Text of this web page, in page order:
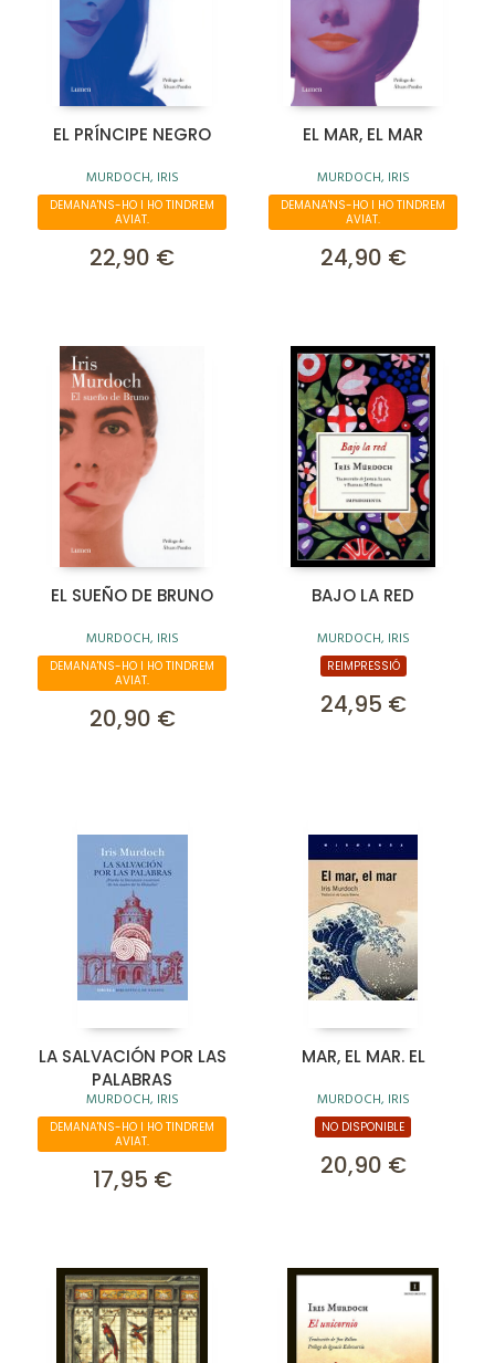
EL PRÍNCIPE NEGRO
MURDOCH, IRIS
DEMANA'NS-HO I HO TINDREM
AVIAT.
22,90 €
EL MAR, EL MAR
MURDOCH, IRIS
DEMANA'NS-HO I HO TINDREM
AVIAT.
24,90 €
EL SUEÑO DE BRUNO
MURDOCH, IRIS
DEMANA'NS-HO I HO TINDREM
AVIAT.
20,90 €
BAJO LA RED
MURDOCH, IRIS
REIMPRESSIÓ
24,95 €
LA SALVACIÓN POR LAS
PALABRAS
MURDOCH, IRIS
DEMANA'NS-HO I HO TINDREM
AVIAT.
17,95 €
MAR, EL MAR. EL
MURDOCH, IRIS
NO DISPONIBLE
20,90 €